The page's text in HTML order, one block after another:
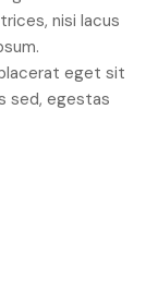
nisi lacus
eget sit
sed, egestas